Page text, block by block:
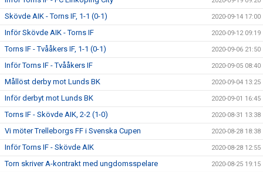
Skövde AIK - Torns IF, 1-1 (0-1) 2020-09-14 17:00
Inför Skövde AIK - Torns IF 2020-09-12 09:19
Torns IF - Tvååkers IF, 1-1 (0-1) 2020-09-06 21:50
Inför Torns IF - Tvååkers IF 2020-09-05 08:40
Mållöst derby mot Lunds BK 2020-09-04 13:25
Inför derbyt mot Lunds BK 2020-09-01 16:45
Torns IF - Skövde AIK, 2-2 (1-0) 2020-08-31 13:38
Vi möter Trelleborgs FF i Svenska Cupen 2020-08-28 18:38
Inför Torns IF - Skövde AIK 2020-08-28 12:55
Torn skriver A-kontrakt med ungdomsspelare 2020-08-25 19:15